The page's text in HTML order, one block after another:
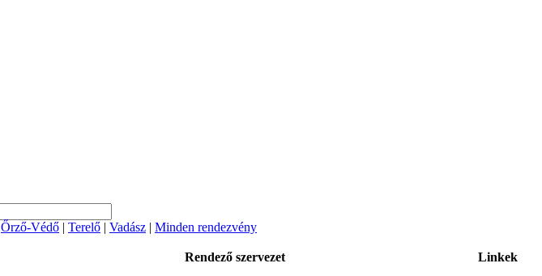
Őrző-Védő | Terelő | Vadász | Minden rendezvény
Rendező szervezet
Linkek